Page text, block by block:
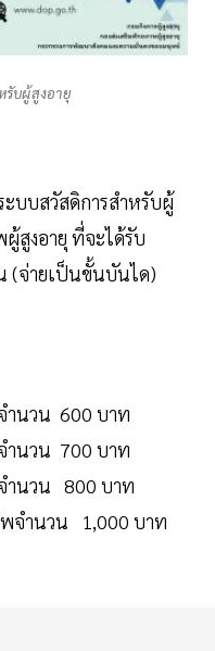
รับผู้สูงอายุ
ะบบสวัสดิการสำหรับผู้
ผู้สูงอายุ ที่จะได้รับ
(จ่ายเป็นขั้นบันได)
ำนวน 600 บาท
ำนวน 700 บาท
ำนวน 800 บาท
พจำนวน 1,000 บาท